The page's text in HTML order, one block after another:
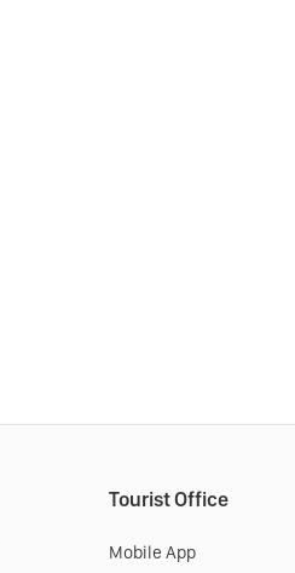
Tourist Office
Mobile App